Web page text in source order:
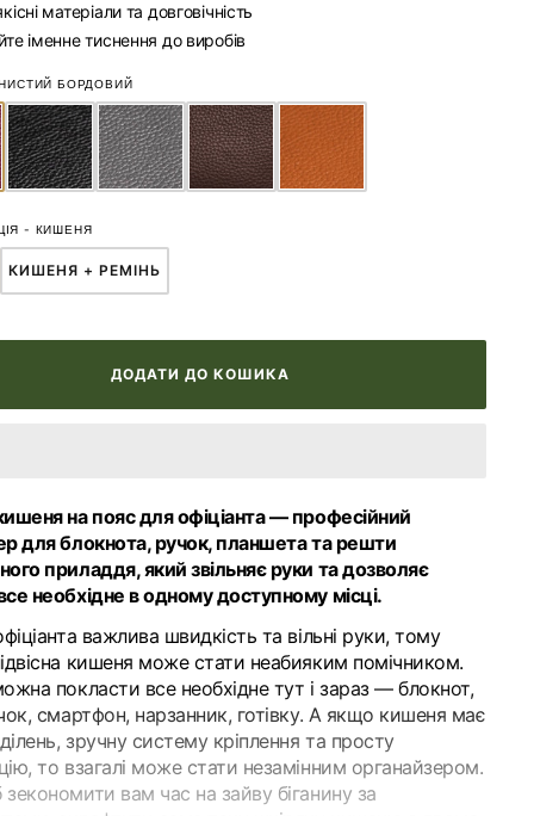
кольорів шкіри
матеріали та довговічність
іменне тиснення до виробів
БОРДОВИЙ
- КИШЕНЯ
КИШЕНЯ + РЕМІНЬ
ВАРІАНТ
РОЗПРОДАНО
ДОДАТИ ДО КОШИКА
на пояс для офіціанта — професійний
для блокнота, ручок, планшета та решти
приладдя, який звільняє руки та дозволяє
необхідне в одному доступному місці.
важлива швидкість та вільні руки, тому
кишеня може стати неабияким помічником.
покласти все необхідне тут і зараз — блокнот,
смартфон, нарзанник, готівку. А якщо кишеня має
зручну систему кріплення та просту
то взагалі може стати незамінним органайзером.
вам час на зайву біганину за